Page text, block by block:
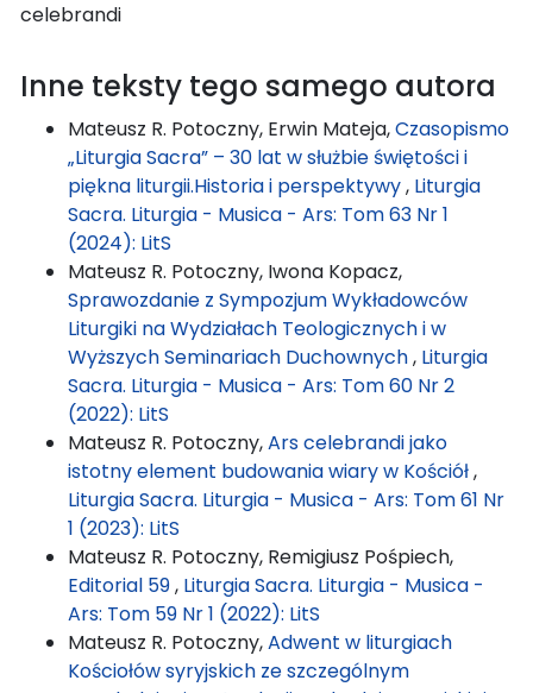
celebrandi
Inne teksty tego samego autora
Mateusz R. Potoczny, Erwin Mateja,Czasopismo
„Liturgia Sacra” – 30 lat w służbie świętości i
piękna liturgii.Historia i perspektywy, Liturgia
Sacra. Liturgia - Musica - Ars: Tom 63 Nr 1
(2024): LitS
Mateusz R. Potoczny, Iwona Kopacz,
Sprawozdanie z Sympozjum Wykładowców
Liturgiki na Wydziałach Teologicznych i w
Wyższych Seminariach Duchownych, Liturgia
Sacra. Liturgia - Musica - Ars: Tom 60 Nr 2
(2022): LitS
Mateusz R. Potoczny,Ars celebrandi jako
istotny element budowania wiary w Kościół,
Liturgia Sacra. Liturgia - Musica - Ars: Tom 61 Nr
1 (2023): LitS
Mateusz R. Potoczny, Remigiusz Pośpiech,
Editorial 59, Liturgia Sacra. Liturgia - Musica -
Ars: Tom 59 Nr 1 (2022): LitS
Mateusz R. Potoczny,Adwent w liturgiach
Kościołów syryjskich ze szczególnym